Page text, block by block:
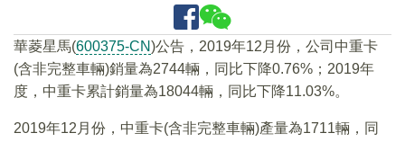
華菱星馬(600375-CN)公告，2019年12月份，公司中重卡
(含非完整車輛)銷量為2744輛，同比下降0.76%；2019年
度，中重卡累計銷量為18044輛，同比下降11.03%。
2019年12月份，中重卡(含非完整車輛)產量為1711輛，同